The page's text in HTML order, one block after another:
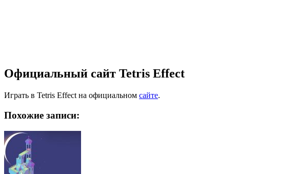
Официальный сайт Tetris Effect
Играть в Tetris Effect на официальном сайте.
Похожие записи: